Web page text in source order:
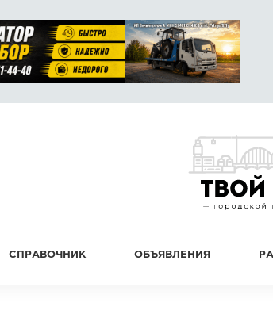
СПРАВОЧНИК ОБЪЯВЛЕНИЯ